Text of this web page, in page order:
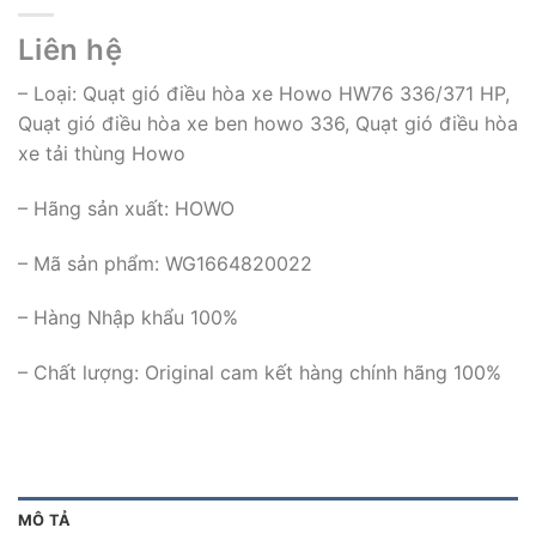
Liên hệ
– Loại: Quạt gió điều hòa xe Howo HW76 336/371 HP,
Quạt gió điều hòa xe ben howo 336, Quạt gió điều hòa
xe tải thùng Howo
– Hãng sản xuất: HOWO
– Mã sản phẩm: WG1664820022
– Hàng Nhập khẩu 100%
– Chất lượng: Original cam kết hàng chính hãng 100%
MÔ TẢ